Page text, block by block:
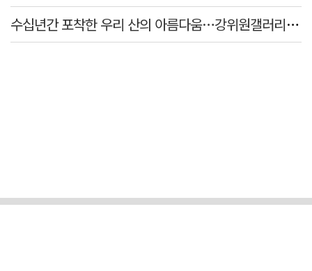
수십년간 포착한 우리 산의 아름다움…강위원갤러리 '팔공·지리展' 개최